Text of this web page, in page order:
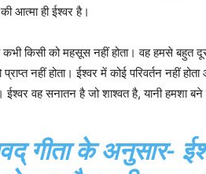
आत्मा ही ईश्वर है।
किसी को महसूस नहीं होता। वह हमसे बहुत
नहीं होता। ईश्वर में कोई परिवर्तन नहीं
ईश्वर वह सनातन है जो शाश्वत है, यानी हमशा बने
गीता के अनुसार-